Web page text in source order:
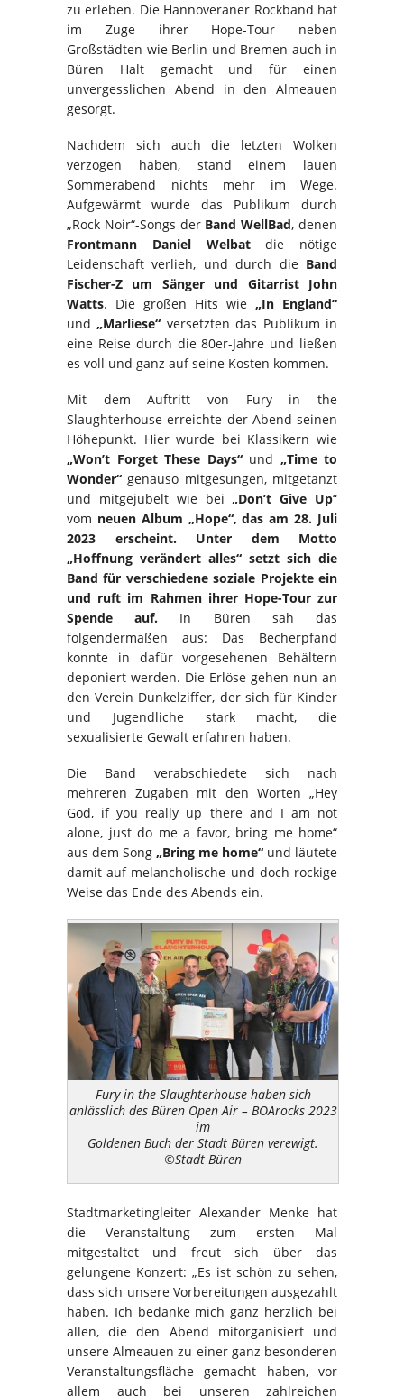
zu erleben. Die Hannoveraner Rockband hat
im Zuge ihrer Hope-Tour neben
Großstädten wie Berlin und Bremen auch in
Büren Halt gemacht und für einen
unvergesslichen Abend in den Almeauen
gesorgt.
Nachdem sich auch die letzten Wolken
verzogen haben, stand einem lauen
Sommerabend nichts mehr im Wege.
Aufgewärmt wurde das Publikum durch
„Rock Noir“-Songs der Band WellBad, denen
Frontmann Daniel Welbatdie nötige
Leidenschaft verlieh, und durch die Band
Fischer-Z um Sänger und Gitarrist John
Watts. Die großen Hits wie „In England“
und„Marliese“ versetzten das Publikum in
eine Reise durch die 80er-Jahre und ließen
es voll und ganz auf seine Kosten kommen.
Mit dem Auftritt von Fury in the
Slaughterhouse erreichte der Abend seinen
Höhepunkt. Hier wurde bei Klassikern wie
„Won’t Forget These Days“und „Time to
Wonder“ genauso mitgesungen, mitgetanzt
und mitgejubelt wie bei„Don’t Give Up“
vom neuen Album „Hope“, das am 28. Juli
2023 erscheint.
Unter dem Motto
„Hoffnung verändert alles“ setzt sich die
Band für verschiedene soziale Projekte ein
und ruft im Rahmen ihrer Hope-Tour zur
Spende auf. In Büren sah das
folgendermaßen aus: Das Becherpfand
konnte in dafür vorgesehenen Behältern
deponiert werden. Die Erlöse gehen nun an
den Verein Dunkelziffer, der sich für Kinder
und Jugendliche stark macht, die
sexualisierte Gewalt erfahren haben.
Die Band verabschiedete sich nach
mehreren Zugaben mit den Worten „Hey
God, if you really up there and I am not
alone, just do me a favor, bring me home“
aus dem Song „Bring me home“ und läutete
damit auf melancholische und doch rockige
Weise das Ende des Abends ein.
Fury in the Slaughterhouse haben sich
anlässlich des Büren Open Air – BOArocks 2023
im
Goldenen Buch der Stadt Büren verewigt.
©Stadt Büren
Stadtmarketingleiter Alexander Menke hat
die Veranstaltung zum ersten Mal
mitgestaltet und freut sich über das
gelungene Konzert: „Es ist schön zu sehen,
dass sich unsere Vorbereitungen ausgezahlt
haben. Ich bedanke mich ganz herzlich bei
allen, die den Abend mitorganisiert und
unsere Almeauen zu einer ganz besonderen
Veranstaltungsfläche gemacht haben, vor
allem auch bei unseren zahlreichen